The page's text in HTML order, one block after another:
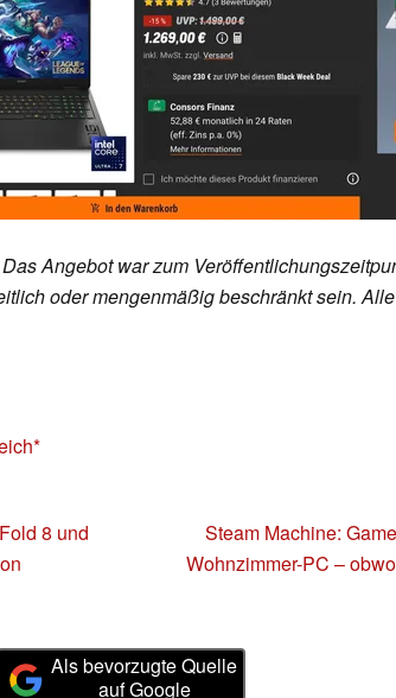
Angebot war zum
oder mengenmäßig beschränkt sein.
8 und
Steam Machine:
Wohnzimmer-PC –
Als bevorzugte Quelle
auf Google